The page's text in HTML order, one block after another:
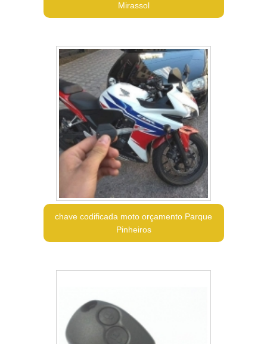
Mirassol
chave codificada moto orçamento Parque
Pinheiros